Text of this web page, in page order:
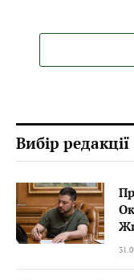
Вибір редакції